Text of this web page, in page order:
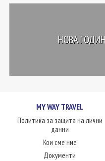
НОВА
MY WAY TRAVEL
Политика за защита на лични
данни
Кои сме ние
Документи